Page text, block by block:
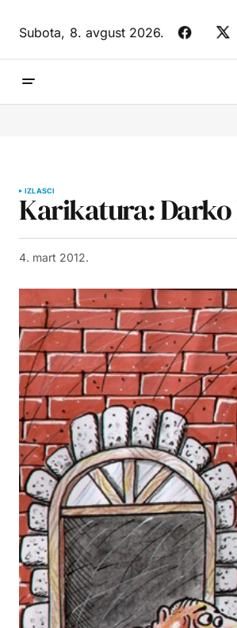
Subota,8. avgust 2026.
IZLASCI
Karikatura: Darko
4. mart 2012.